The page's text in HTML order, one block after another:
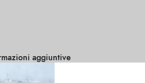
aggiuntive